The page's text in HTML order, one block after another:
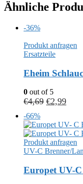
Ähnliche
-36%
Produkt anfragen
Ersatzteile
Eheim
0 out of 5
€4,69 €2,99
-66%
Produkt anfragen
UV-C Brenner/
Europet UV-